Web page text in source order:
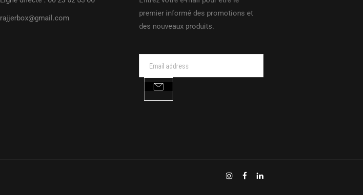
rajjerbox@gmail.com
premier informé des promotions et
des nouveaux produits.